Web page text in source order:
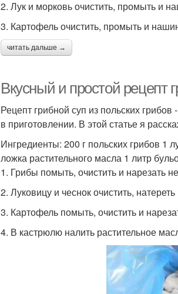
2. Лук и морковь очистить, промыть и
3. Картофель очистить, промыть и
читать дальше →
Вкусный и простой рецепт
Рецепт грибной суп из польских
в приготовлении. В этой статье я
Ингредиенты: 200 г польских грибов 1
ложка растительного масла 1 литр
1. Грибы помыть, очистить и нарезать
2. Луковицу и чеснок очистить,
3. Картофель помыть, очистить и
4. В кастрюлю налить растительное